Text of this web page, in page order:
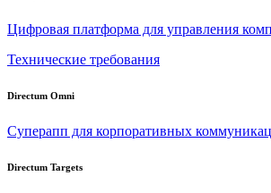
Цифровая платформа для управления
Технические требования
Directum Omni
Суперапп для корпоративных
Directum Targets